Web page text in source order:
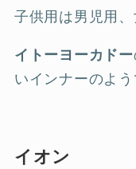
子供用は男児用
イトーヨーカドー
いインナーのよう
イオン